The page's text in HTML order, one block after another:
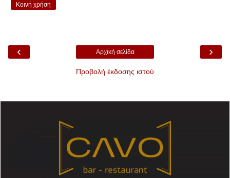
Κοινή χρήση
‹ ›
Αρχική σελίδα
Προβολή έκδοσης ιστού